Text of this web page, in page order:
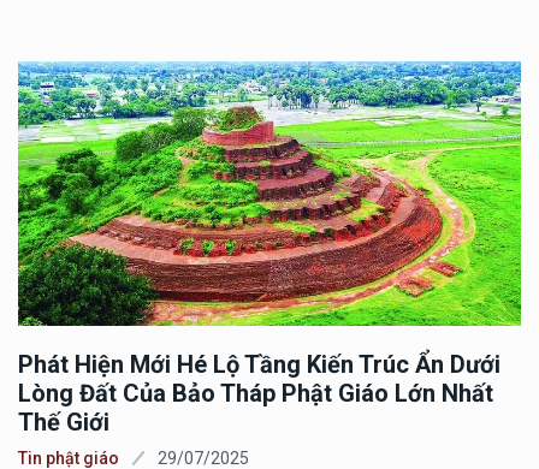
Phát Hiện Mới Hé Lộ Tầng Kiến Trúc Ẩn Dưới
Lòng Đất Của Bảo Tháp Phật Giáo Lớn Nhất
Thế Giới
Tin phật giáo 29/07/2025